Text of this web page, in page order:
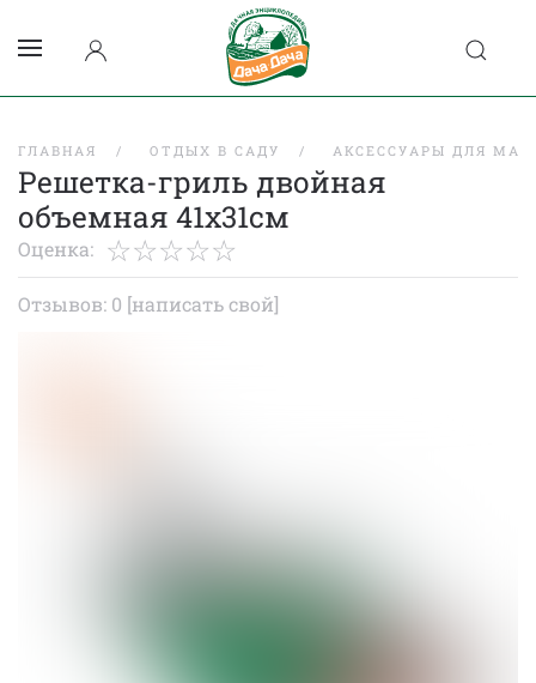
ГЛАВНАЯ ОТДЫХ В САДУ АКСЕССУАРЫ ДЛЯ
Решетка-гриль двойная
объемная 41х31см
Оценка:
Отзывов: 0 [написать свой]